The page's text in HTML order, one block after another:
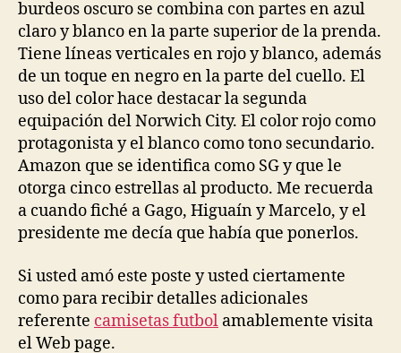
burdeos oscuro se combina con partes en azul
claro y blanco en la parte superior de la prenda.
Tiene líneas verticales en rojo y blanco, además
de un toque en negro en la parte del cuello. El
uso del color hace destacar la segunda
equipación del Norwich City. El color rojo como
protagonista y el blanco como tono secundario.
Amazon que se identifica como SG y que le
otorga cinco estrellas al producto. Me recuerda
a cuando fiché a Gago, Higuaín y Marcelo, y el
presidente me decía que había que ponerlos.
Si usted amó este poste y usted ciertamente
como para recibir detalles adicionales
referente camisetas futbol amablemente visita
el Web page.